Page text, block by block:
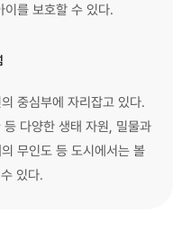
이를 보호할 수 있다.
중심부에 자리잡고 있다.
다양한 생태 자원, 밀물과
무인도 등 도시에서는 볼
있다.